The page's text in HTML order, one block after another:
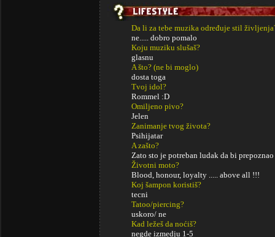
Da li za tebe muzika određuje stil
ne..... dobro pomalo
Koju muziku slušaš?
glasnu
A što? (ne bi moglo)
dosta toga
Tvoj idol?
Rommel :D
Omiljeno pivo?
Jelen
Zanimanje tvog života?
Psihijatar
A zašto?
Zato sto je potreban ludak da bi
Životni moto?
Blood, honour, loyalty ..... above all !!!
Koj šampon koristiš?
tecni
Tatoo/piercing?
uskoro/ ne
Kad ležeš da noćiš?
negde izmedju 1-5